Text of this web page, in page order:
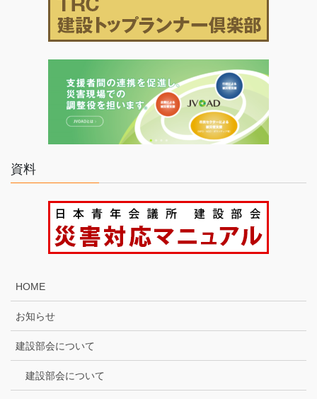
資料
HOME
お知らせ
建設部会について
建設部会について